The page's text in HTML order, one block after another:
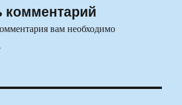
комментарий
вам необходимо
.